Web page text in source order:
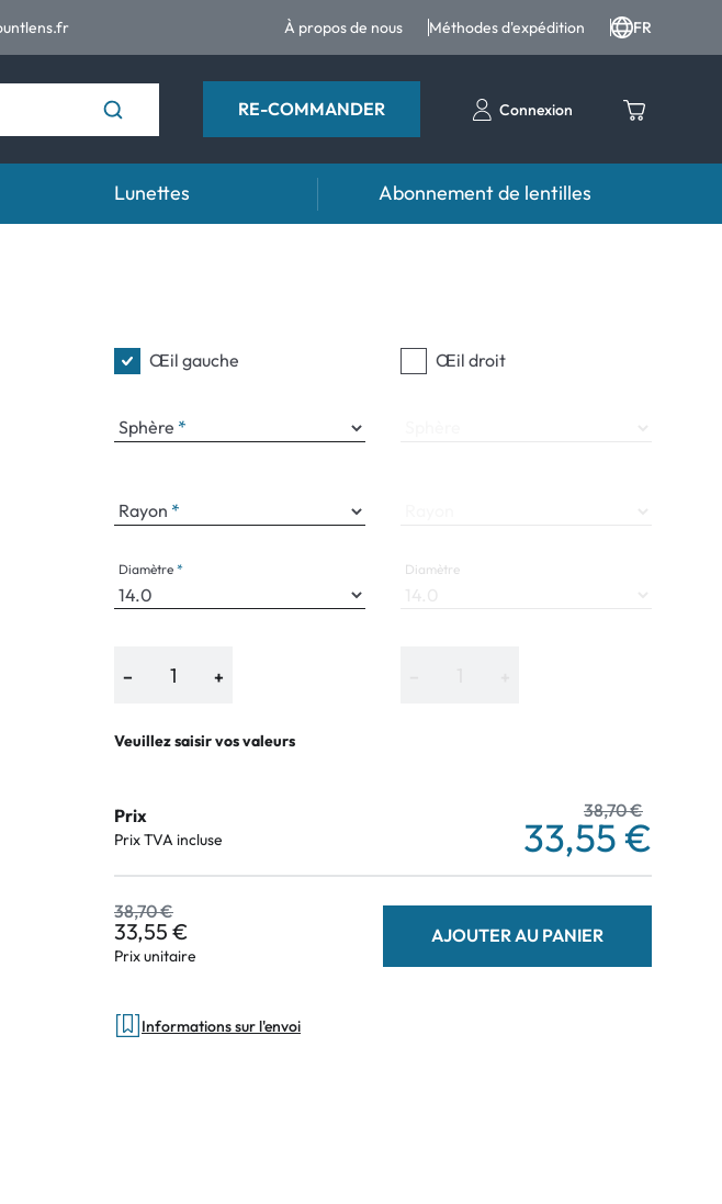
À propos de nous Méthodes d'expédition FR
RE-COMMANDER Connexion
Pincettes et autres accessoires
Lunettes Abonnement de lentilles
Œil gauche
Sphère
Rayon
Diamètre
− +
Veuillez saisir vos valeurs
Œil droit
Diamètre
Prix
Prix TVA incluse
38,70 €
33,55 €
38,70 €
33,55 €
Prix unitaire
AJOUTER AU PANIER
Informations sur l'envoi